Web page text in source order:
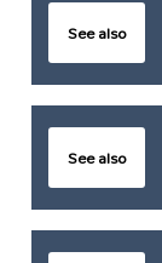
See also
See also